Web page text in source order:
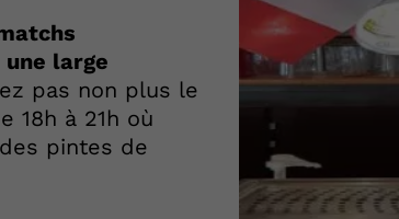
large
pas non plus le
18h à 21h où
pintes de